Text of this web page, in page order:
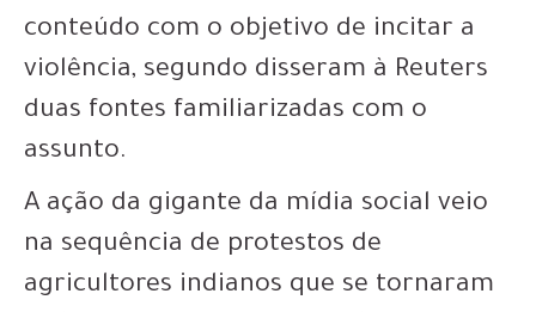
conteúdo com o objetivo de incitar a
violência, segundo disseram à Reuters
duas fontes familiarizadas com o
assunto.
A ação da gigante da mídia social veio
na sequência de protestos de
agricultores indianos que se tornaram